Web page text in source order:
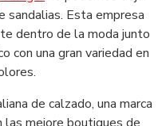
sandalias. Esta empresa
dentro de la moda junto
con una gran variedad en
de calzado, una marca